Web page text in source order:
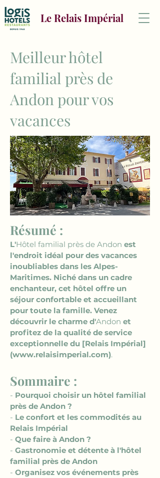
Le Relais Impérial
Meilleur hôtel
familial près de
Andon pour vos
vacances
Résumé :
L'Hôtel familial près de Andon est
l'endroit idéal pour des vacances
inoubliables dans les Alpes-
Maritimes. Niché dans un cadre
enchanteur, cet hôtel offre un
séjour confortable et accueillant
pour toute la famille. Venez
découvrir le charme d'Andon et
profitez de la qualité de service
exceptionnelle du [Relais Impérial]
(www.relaisimperial.com).
Sommaire :
- Pourquoi choisir un hôtel familial
près de Andon ?
- Le confort et les commodités au
Relais Impérial
- Que faire à Andon ?
- Gastronomie et détente à l'hôtel
familial près de Andon
- Organisez vos événements près